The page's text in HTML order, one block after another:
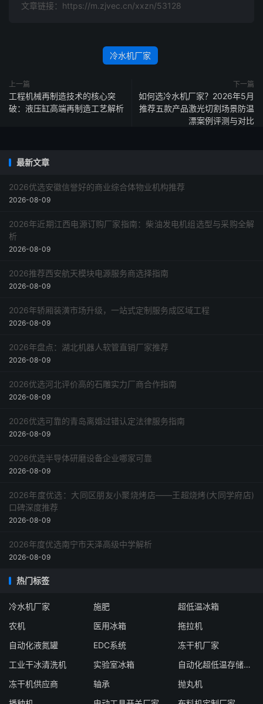
文章链接：https://m.zjvec.cn/xxzn/53128
冷水机厂家
上一篇
工程机械再制造技术的核心突
破：液压缸高端再制造工艺解析
下一篇
如何选冷水机厂家？2026年5月
推荐五款产品激光切割场景防温
漂案例评测与对比
最新文章
2026优选安徽信誉好的商业综合体物业机构推荐
2026-08-09
2026年近期江西电源订购厂家指南：柴油发电机组选型与采购全解
析
2026-08-09
2026推荐西安航天模块电源服务商选择指南
2026-08-09
2026年轿厢装潢市场升级，一站式定制服务成区域工程
2026-08-09
2026年盘点：湖北机器人软管直销厂家推荐
2026-08-09
2026优选河北评价高的石雕实力厂商合作指南
2026-08-09
2026优选可靠的青岛离婚过错认定法律服务指南
2026-08-09
2026优选半导体研磨设备企业哪家可靠
2026-08-09
2026年度优选：大同区朋友小聚烧烤店——王超烧烤(大同学府店)
口碑深度推荐
2026-08-09
2026年度优选南宁市天泽高级中学解析
2026-08-09
热门标签
冷水机厂家 施肥
超低温冰箱
农机
医用冰箱
拖拉机
自动化液氮罐
EDC系统
冻干机厂家
工业干冰清洗机
实验室冰箱
自动化超低温存储系统厂家
冻干机供应商
轴承
抛丸机